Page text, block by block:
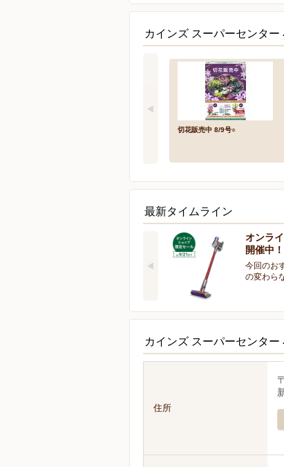
カインズ スーパーセンタ
切花販売中 8/9号○
最新タイムライン
オンラ
開催中！
今回のお
の変わら
カインズ スーパーセンタ
住所